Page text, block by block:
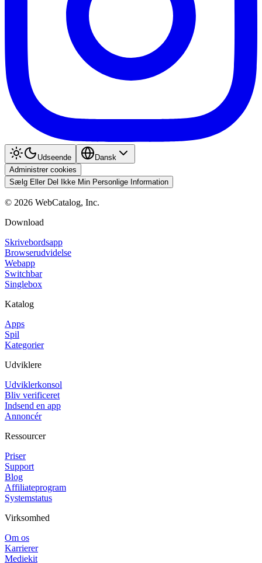
Udseende
Dansk
Administrer cookies
Sælg Eller Del Ikke Min Personlige Information
© 2026 WebCatalog, Inc.
Download
Skrivebordsapp
Browserudvidelse
Webapp
Switchbar
Singlebox
Katalog
Apps
Spil
Kategorier
Udviklere
Udviklerkonsol
Bliv verificeret
Indsend en app
Annoncér
Ressourcer
Priser
Support
Blog
Affiliateprogram
Systemstatus
Virksomhed
Om os
Karrierer
Mediekit